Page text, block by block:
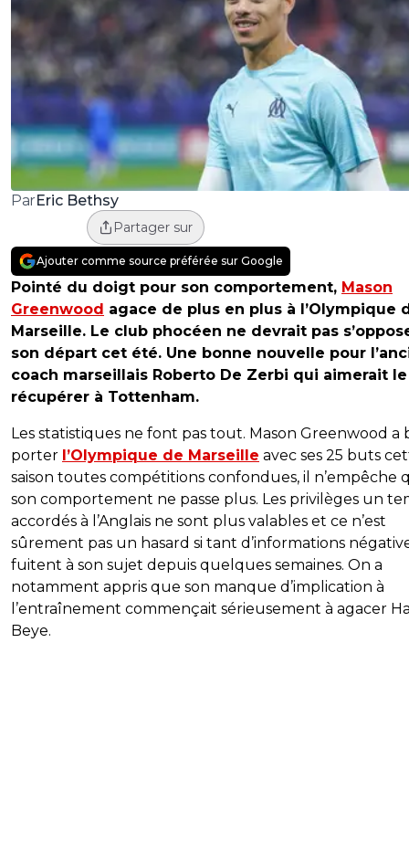
ParEric Bethsy
Partager sur
Ajouter comme source préférée sur Google
Pointé du doigt pour son comportement, Mason
Greenwood agace de plus en plus à l’Olympique
Marseille. Le club phocéen ne devrait pas
son départ cet été. Une bonne nouvelle pour
coach marseillais Roberto De Zerbi qui aimerait le
récupérer à Tottenham.
Les statistiques ne font pas tout. Mason Greenwood a
porter l’Olympique de Marseille avec ses 25 buts
saison toutes compétitions confondues, il n’empêche
son comportement ne passe plus. Les privilèges un
accordés à l’Anglais ne sont plus valables et ce n’est
sûrement pas un hasard si tant d’informations
fuitent à son sujet depuis quelques semaines. On a
notamment appris que son manque d’implication à
l’entraînement commençait sérieusement à agacer
Beye.